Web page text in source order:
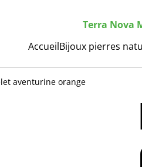
Terra Nova
AccueilBijoux pierres
aventurine orange